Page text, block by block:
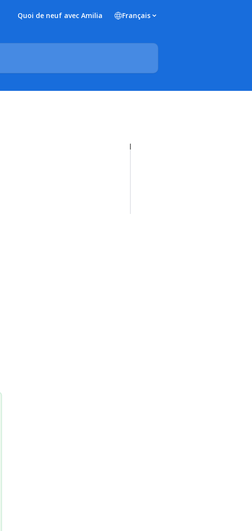
Quoi de neuf avec Amilia Français